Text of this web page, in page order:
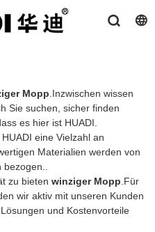
Mopp.Inzwischen wissen
Sie suchen, sicher finden
es hier ist HUADI.
eine Vielzahl an
Materialien werden von
bezogen..
zu bieten winziger Mopp.Für
wir aktiv mit unseren Kunden
und Kostenvorteile